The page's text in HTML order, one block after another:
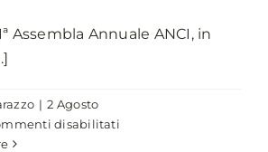
Assembla Annuale ANCI, in
| 2 Agosto
disabilitatisu